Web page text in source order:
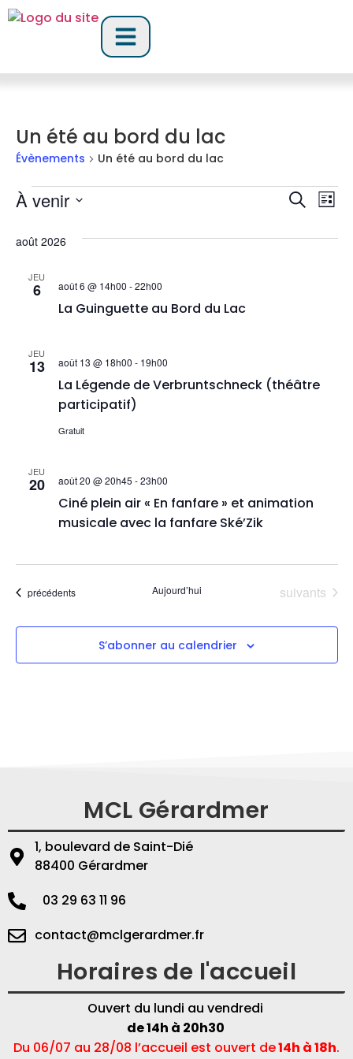
Un été au bord du lac
Évènements Un été au bord du lac
et
Liste
À venir
date.
août 2026
JEU
6
La Guinguette au Bord du Lac
août 6 @ 14h00 -22h00
JEU
13
La Légende de Verbruntschneck (théâtre
participatif)
août 13 @ 18h00 - 19h00
Gratuit
JEU
20
Ciné plein air « En fanfare » et animation
musicale avec la fanfare Ské’Zik
août 20 @ 20h45 -23h00
Évènements
précédents Aujourd’hui Évènements
suivants
S’abonner au calendrier
MCL Gérardmer
1, boulevard de Saint-Dié
88400 Gérardmer
03 29 63 11 96
contact@mclgerardmer.fr
Horaires de l'accueil
Ouvert du lundi au vendredi
de 14h à 20h30
Du 06/07 au 28/08 l’accueil est ouvert de14h à 18h.